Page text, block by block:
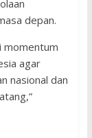
depan.
momentum
agar
nasional dan